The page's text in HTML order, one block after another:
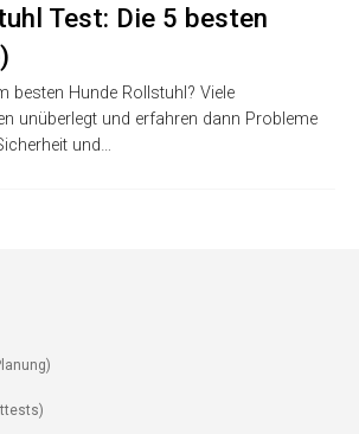
Test: Die 5 besten
besten Hunde Rollstuhl? Viele
unüberlegt und erfahren dann Probleme
und…